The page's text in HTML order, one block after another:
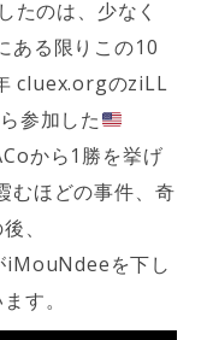
のは、少なく
ある限りこの10
cluex.orgのziLL
参加した
から1勝を挙げ
むほどの事件、奇
、
を下し
す。